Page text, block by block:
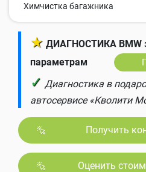
Химчистка багажника
★ ДИАГНОСТИКА BMW
параметрам
✓ Диагностика в
автосервисе «Кволити
Получить
Оценить